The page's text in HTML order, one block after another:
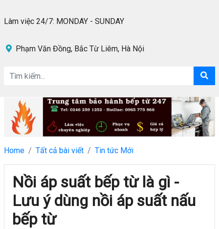
Làm việc 24/7: MONDAY - SUNDAY
Phạm Văn Đồng, Bắc Từ Liêm, Hà Nội
Home Tất cả bài viết Tin tức Mới
Nồi áp suất bếp từ là gì -
Lưu ý dùng nồi áp suất nấu
bếp từ